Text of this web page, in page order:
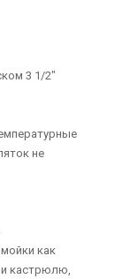
3 1/2"
не
как
кастрюлю,